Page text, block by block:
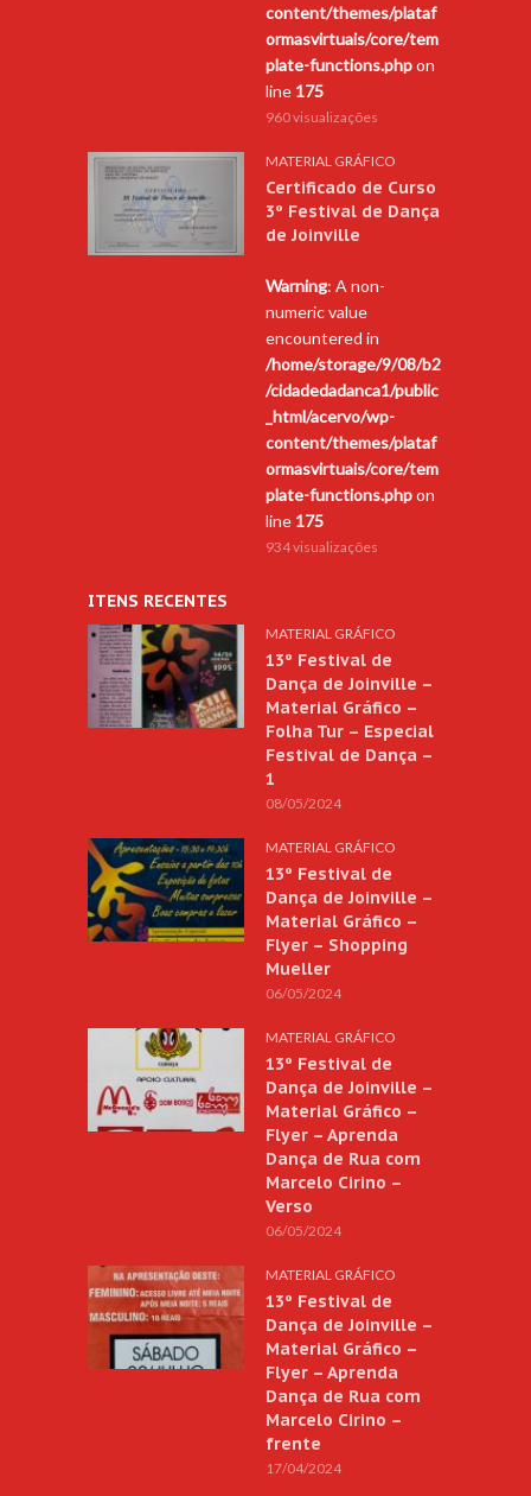
content/themes/plataf
ormasvirtuais/core/tem
plate-functions.phpon
line 175
960 visualizações
MATERIAL GRÁFICO
Certificado de Curso
3º Festival de Dança
de Joinville
Warning: A non-
numeric value
encountered in
/home/storage/9/08/b2
/cidadedadanca1/public
_html/acervo/wp-
content/themes/plataf
ormasvirtuais/core/tem
plate-functions.phpon
line 175
934 visualizações
ITENS RECENTES
MATERIAL GRÁFICO
13º Festival de
Dança de Joinville –
Material Gráfico –
Folha Tur – Especial
Festival de Dança –
1
08/05/2024
MATERIAL GRÁFICO
13º Festival de
Dança de Joinville –
Material Gráfico –
Flyer – Shopping
Mueller
06/05/2024
MATERIAL GRÁFICO
13º Festival de
Dança de Joinville –
Material Gráfico –
Flyer – Aprenda
Dança de Rua com
Marcelo Cirino –
Verso
06/05/2024
MATERIAL GRÁFICO
13º Festival de
Dança de Joinville –
Material Gráfico –
Flyer – Aprenda
Dança de Rua com
Marcelo Cirino –
frente
17/04/2024